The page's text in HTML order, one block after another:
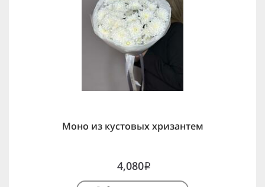
Моно из кустовых хризантем
4,080i